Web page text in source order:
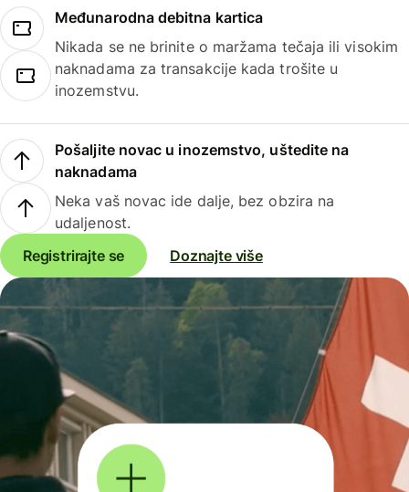
Međunarodna debitna kartica
Nikada se ne brinite o maržama tečaja ili visokim
naknadama za transakcije kada trošite u
inozemstvu.
Pošaljite novac u inozemstvo, uštedite na
naknadama
Neka vaš novac ide dalje, bez obzira na
udaljenost.
Registrirajte se
Doznajte više